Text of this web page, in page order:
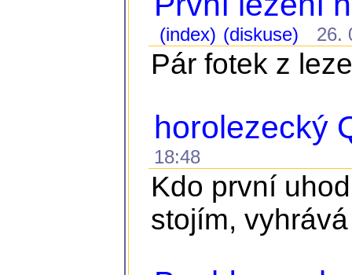
(index) (diskuse) 26.
Pár fotek z
horolezecký
18:48
Kdo první
stojím,